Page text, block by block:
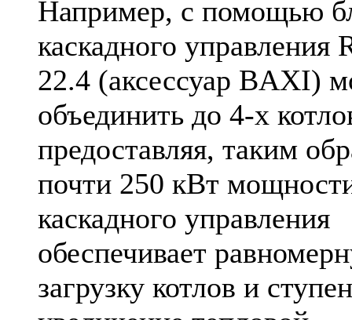
Например, с помощью
каскадного управления
22.4 (аксессуар BAXI)
объединить до 4-х
предоставляя, таким
почти 250 кВт
каскадного управления
обеспечивает
загрузку котлов и